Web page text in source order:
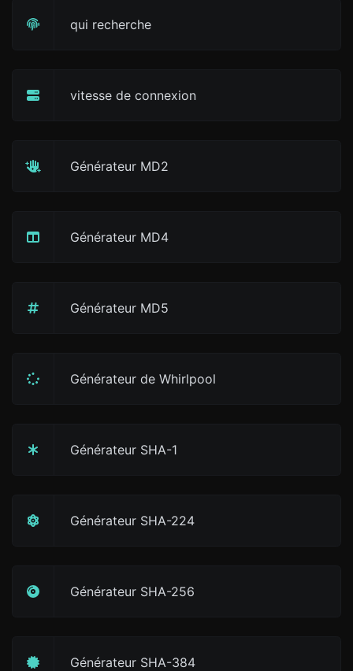
qui recherche
vitesse de connexion
Générateur MD2
Générateur MD4
Générateur MD5
Générateur de Whirlpool
Générateur SHA-1
Générateur SHA-224
Générateur SHA-256
Générateur SHA-384